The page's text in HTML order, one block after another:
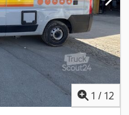
1 / 12